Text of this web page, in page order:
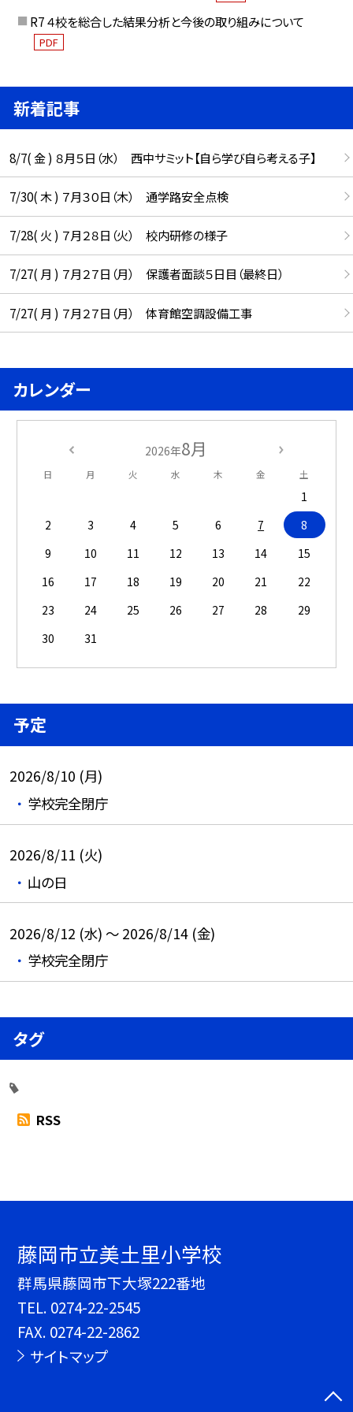
R7 ４校を総合した結果分析と今後の取り組みについて
PDF
新着記事
8/7( 金 ) ８月５日（水） 西中サミット【自ら学び自ら考える子】
7/30( 木 ) ７月３０日（木） 通学路安全点検
7/28( 火 ) ７月２８日（火） 校内研修の様子
7/27( 月 ) ７月２７日（月） 保護者面談５日目（最終日）
7/27( 月 ) ７月２７日（月） 体育館空調設備工事
カレンダー
2026年8月
日 月 火 水 木 金 土
1
2
3 4 5 6 7
8
9
10 11 12 13 14
15
16
17 18 19 20 21
22
23
24 25 26 27 28
29
30
31
予定
2026/8/10 (月)
学校完全閉庁
2026/8/11 (火)
山の日
2026/8/12 (水) ～ 2026/8/14 (金)
学校完全閉庁
タグ
RSS
藤岡市立美土里小学校
群馬県藤岡市下大塚222番地
TEL. 0274-22-2545
FAX. 0274-22-2862
サイトマップ